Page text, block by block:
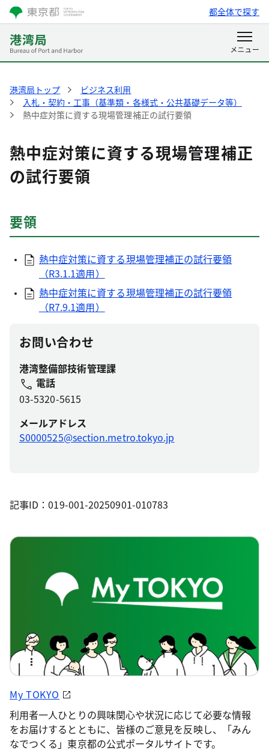
都全体で探す
港湾局トップ
ビジネス利用
入札・契約・工事（基準類・各様式・公共基礎データ等）
熱中症対策に資する現場管理補正の試行要領
熱中症対策に資する現場管理補正
の試行要領
要領
熱中症対策に資する現場管理補正の試行要領
（R3.1.1適用）
熱中症対策に資する現場管理補正の試行要領
（R7.9.1適用）
お問い合わせ
港湾整備部技術管理課
電話
03-5320-5615
メールアドレス
S0000525@section.metro.tokyo.jp
記事ID：019-001-20250901-010783
My TOKYO
利用者一人ひとりの興味関心や状況に応じて必要な情報
をお届けするとともに、皆様のご意見を反映し、「みん
なでつくる」東京都の公式ポータルサイトです。